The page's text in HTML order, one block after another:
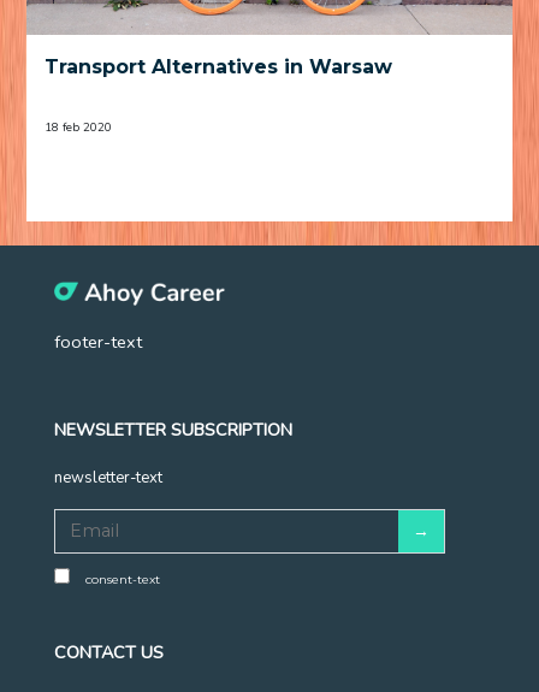
Transport Alternatives in Warsaw
18 feb 2020
footer-text
CONTACT US
NEWSLETTER SUBSCRIPTION
newsletter-text
consent-text